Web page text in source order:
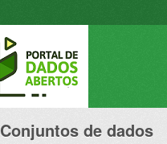
Conjuntos de dados